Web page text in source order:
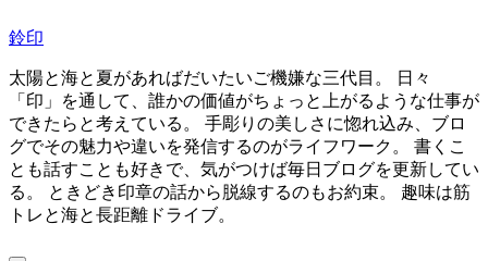
鈴印
太陽と海と夏があればだいたいご機嫌な三代目。 日々
「印」を通して、誰かの価値がちょっと上がるような仕事が
できたらと考えている。 手彫りの美しさに惚れ込み、ブロ
グでその魅力や違いを発信するのがライフワーク。 書くこ
とも話すことも好きで、気がつけば毎日ブログを更新してい
る。 ときどき印章の話から脱線するのもお約束。 趣味は筋
トレと海と長距離ドライブ。